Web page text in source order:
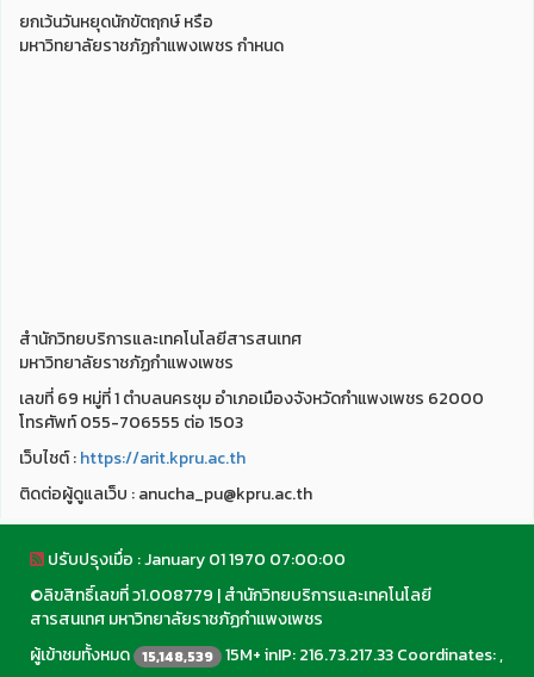
ยกเว้นวันหยุดนักขัตฤกษ์ หรือ
มหาวิทยาลัยราชภัฏกำแพงเพชร กำหนด
สำนักวิทยบริการและเทคโนโลยีสารสนเทศ
มหาวิทยาลัยราชภัฏกำแพงเพชร
เลขที่ 69 หมู่ที่ 1 ตำบลนครชุม อำเภอเมืองจังหวัดกำแพงเพชร 62000
โทรศัพท์ 055-706555 ต่อ 1503
เว็บไชต์ :https://arit.kpru.ac.th
ติดต่อผู้ดูแลเว็บ : anucha_pu@kpru.ac.th
ปรับปรุงเมื่อ : January 01 1970 07:00:00
©ลิขสิทธิ์เลขที่ ว1.008779 |สำนักวิทยบริการและเทคโนโลยี
สารสนเทศ มหาวิทยาลัยราชภัฏกำแพงเพชร
ผู้เข้าชมทั้งหมด 15,148,539 15M+ inIP: 216.73.217.33 Coordinates: ,